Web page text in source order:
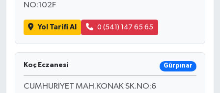
NO:102F
Yol Tarifi Al 0 (541) 147 65 65
Koç Eczanesi Gürpınar
CUMHURİYET MAH.KONAK SK.NO:6